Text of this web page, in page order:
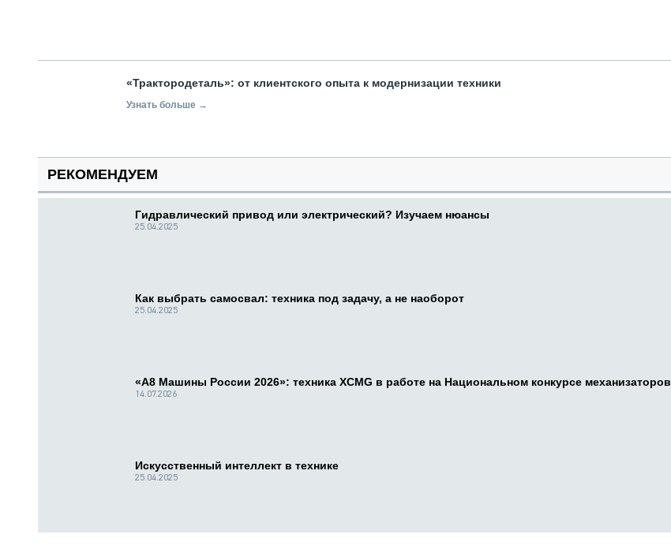
«Трактородеталь»: от клиентского опыта к модернизации техники
Узнать больше →
РЕКОМЕНДУЕМ
Гидравлический привод или электрический? Изучаем нюансы
25.04.2025
Как выбрать самосвал: техника под задачу, а не наоборот
25.04.2025
«А8 Машины России 2026»: техника XCMG в работе на Национальном конкурсе механизаторов
14.07.2026
Искусственный интеллект в технике
25.04.2025